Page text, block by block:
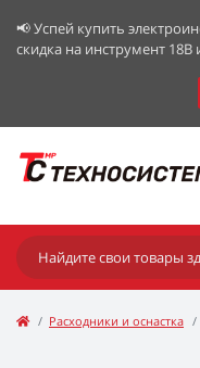
📢 Успей купить
скидка на инструмент 18В
Расходники и оснастка